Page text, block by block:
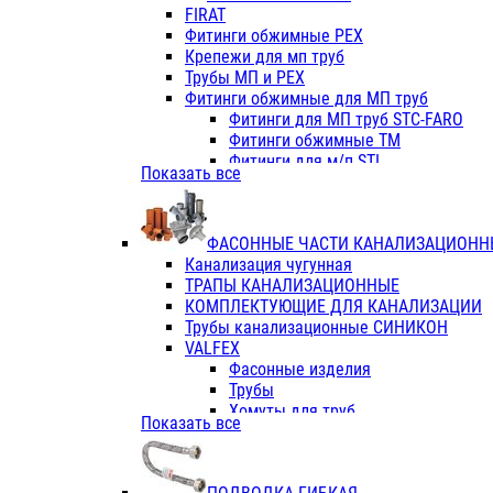
Фитинги ПП белые
Фитинги ПП белые
Фитинги ППс металл.белые
VALFEX
Трубы PE-RT
Трубы ПП водопровод белые
Трубы ПП водопровод серые
Трубы армированные
Трубы армированные
Фитинги с металл. серые
Фитинги ПП (серые)
Фитинги ПП белые
Краны
Фитинги ПП (белые)
Фитинги ПП с металлом белые
ПК КОНТУР
Краны полипропиленовые
Трубы полипропиленивые
FIRAT
Фитинги обжимные PEX
Крепежи для мп труб
Трубы МП и PEX
Фитинги обжимные для МП труб
Фитинги для МП труб STC-FARO
Фитинги обжимные ТМ
Фитинги для м/п STI
Фитинги для МП труб TITAN
TK
VALFEX
Показать все
ФАСОННЫЕ ЧАСТИ
Канализация чугунная
ТРАПЫ КАНАЛИЗАЦИОННЫЕ
КОМПЛЕКТУЮЩИЕ ДЛЯ КАНАЛИЗАЦИИ
Трубы канализационные СИНИКОН
VALFEX
Фасонные изделия
Трубы
Хомуты для труб
ПВХ (стройполимер)
Показать все